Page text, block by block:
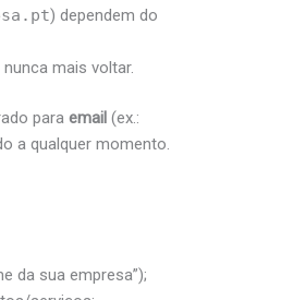
) dependem do
mais voltar.
paraemail (ex.:
a qualquer momento.
da sua empresa”);